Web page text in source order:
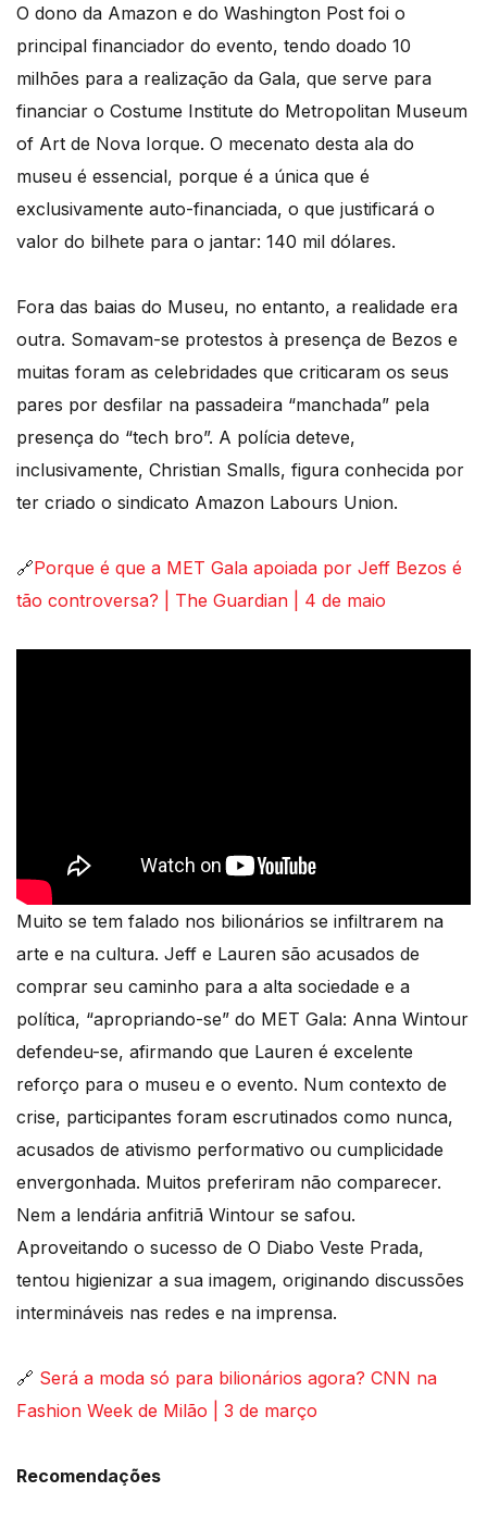
O dono da Amazon e do Washington Post foi o
principal financiador do evento, tendo doado 10
milhões para a realização da Gala, que serve para
financiar o Costume Institute do Metropolitan Museum
of Art de Nova Iorque. O mecenato desta ala do
museu é essencial, porque é a única que é
exclusivamente auto-financiada, o que justificará o
valor do bilhete para o jantar: 140 mil dólares.
Fora das baias do Museu, no entanto, a realidade era
outra. Somavam-se protestos à presença de Bezos e
muitas foram as celebridades que criticaram os seus
pares por desfilar na passadeira “manchada” pela
presença do “tech bro”. A polícia deteve,
inclusivamente, Christian Smalls, figura conhecida por
ter criado o sindicato Amazon Labours Union.
🔗Porque é que a MET Gala apoiada por Jeff Bezos é
tão controversa? | The Guardian | 4 de maio
Muito se tem falado nos bilionários se infiltrarem na
arte e na cultura. Jeff e Lauren são acusados de
comprar seu caminho para a alta sociedade e a
política, “apropriando-se” do MET Gala: Anna Wintour
defendeu-se, afirmando que Lauren é excelente
reforço para o museu e o evento. Num contexto de
crise, participantes foram escrutinados como nunca,
acusados de ativismo performativo ou cumplicidade
envergonhada. Muitos preferiram não comparecer.
Nem a lendária anfitriã Wintour se safou.
Aproveitando o sucesso de O Diabo Veste Prada,
tentou higienizar a sua imagem, originando discussões
intermináveis nas redes e na imprensa.
🔗 Será a moda só para bilionários agora? CNN na
Fashion Week de Milão | 3 de março
Recomendações